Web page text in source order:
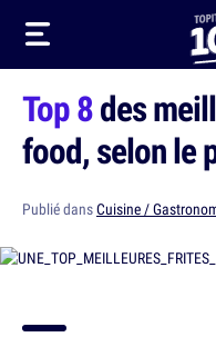
Top 8des
food, selon le
Publié dansCuisine /